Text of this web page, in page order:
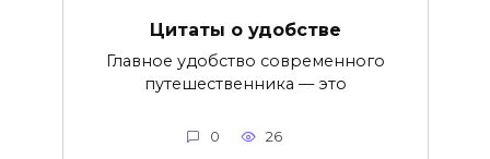
Цитаты о удобстве
Главное удобство современного
путешественника — это
0 26